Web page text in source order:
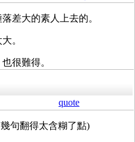
差大的素人上去的。
。
很難得。
quote
句翻得太含糊了點)